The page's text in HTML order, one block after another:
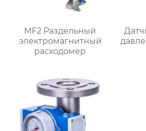
MF2 Раздельный
электромагнитный
расходомер